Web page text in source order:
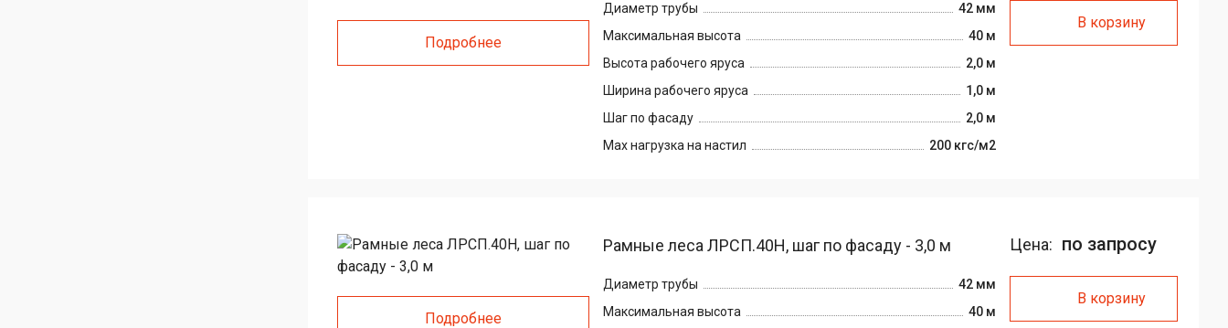
Подробнее
Диаметр трубы
42 мм
Максимальная высота
40 м
Высота рабочего яруса
2,0 м
Ширина рабочего яруса
1,0 м
Шаг по фасаду
2,0 м
Max нагрузка на настил
200 кгс/м2
В корзину
Подробнее
Рамные леса ЛРСП.40Н, шаг по фасаду - 3,0 м
Диаметр трубы
42 мм
Максимальная высота
40 м
Цена: по запросу
В корзину